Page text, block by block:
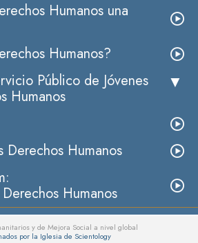
Humanos una
Humanos?
Público de Jóvenes
Humanos
Derechos Humanos
Humanos
y de Mejora Social a nivel global
por la Iglesia de Scientology